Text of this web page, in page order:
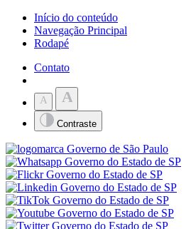
Início do conteúdo
Navegação Principal
Rodapé
Contato
A A
Contraste